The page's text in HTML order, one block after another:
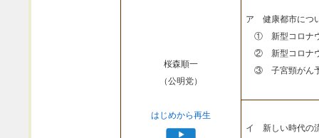
桜森順一
（公明党）
はじめから再生
ア 健康都市につ
① 新型コロナウ
② 新型コロナウ
③ 子宮頸がん予
イ 新しい時代の